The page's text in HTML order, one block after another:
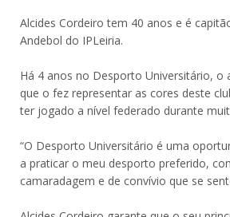
Alcides Cordeiro tem 40 anos e é
Andebol do IPLeiria.
Há 4 anos no Desporto Universitário, o
que o fez representar as cores deste
ter jogado a nível federado durante
“O Desporto Universitário é uma
a praticar o meu desporto preferido,
camaradagem e de convívio que se